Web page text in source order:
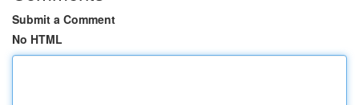
Submit a Comment
No HTML